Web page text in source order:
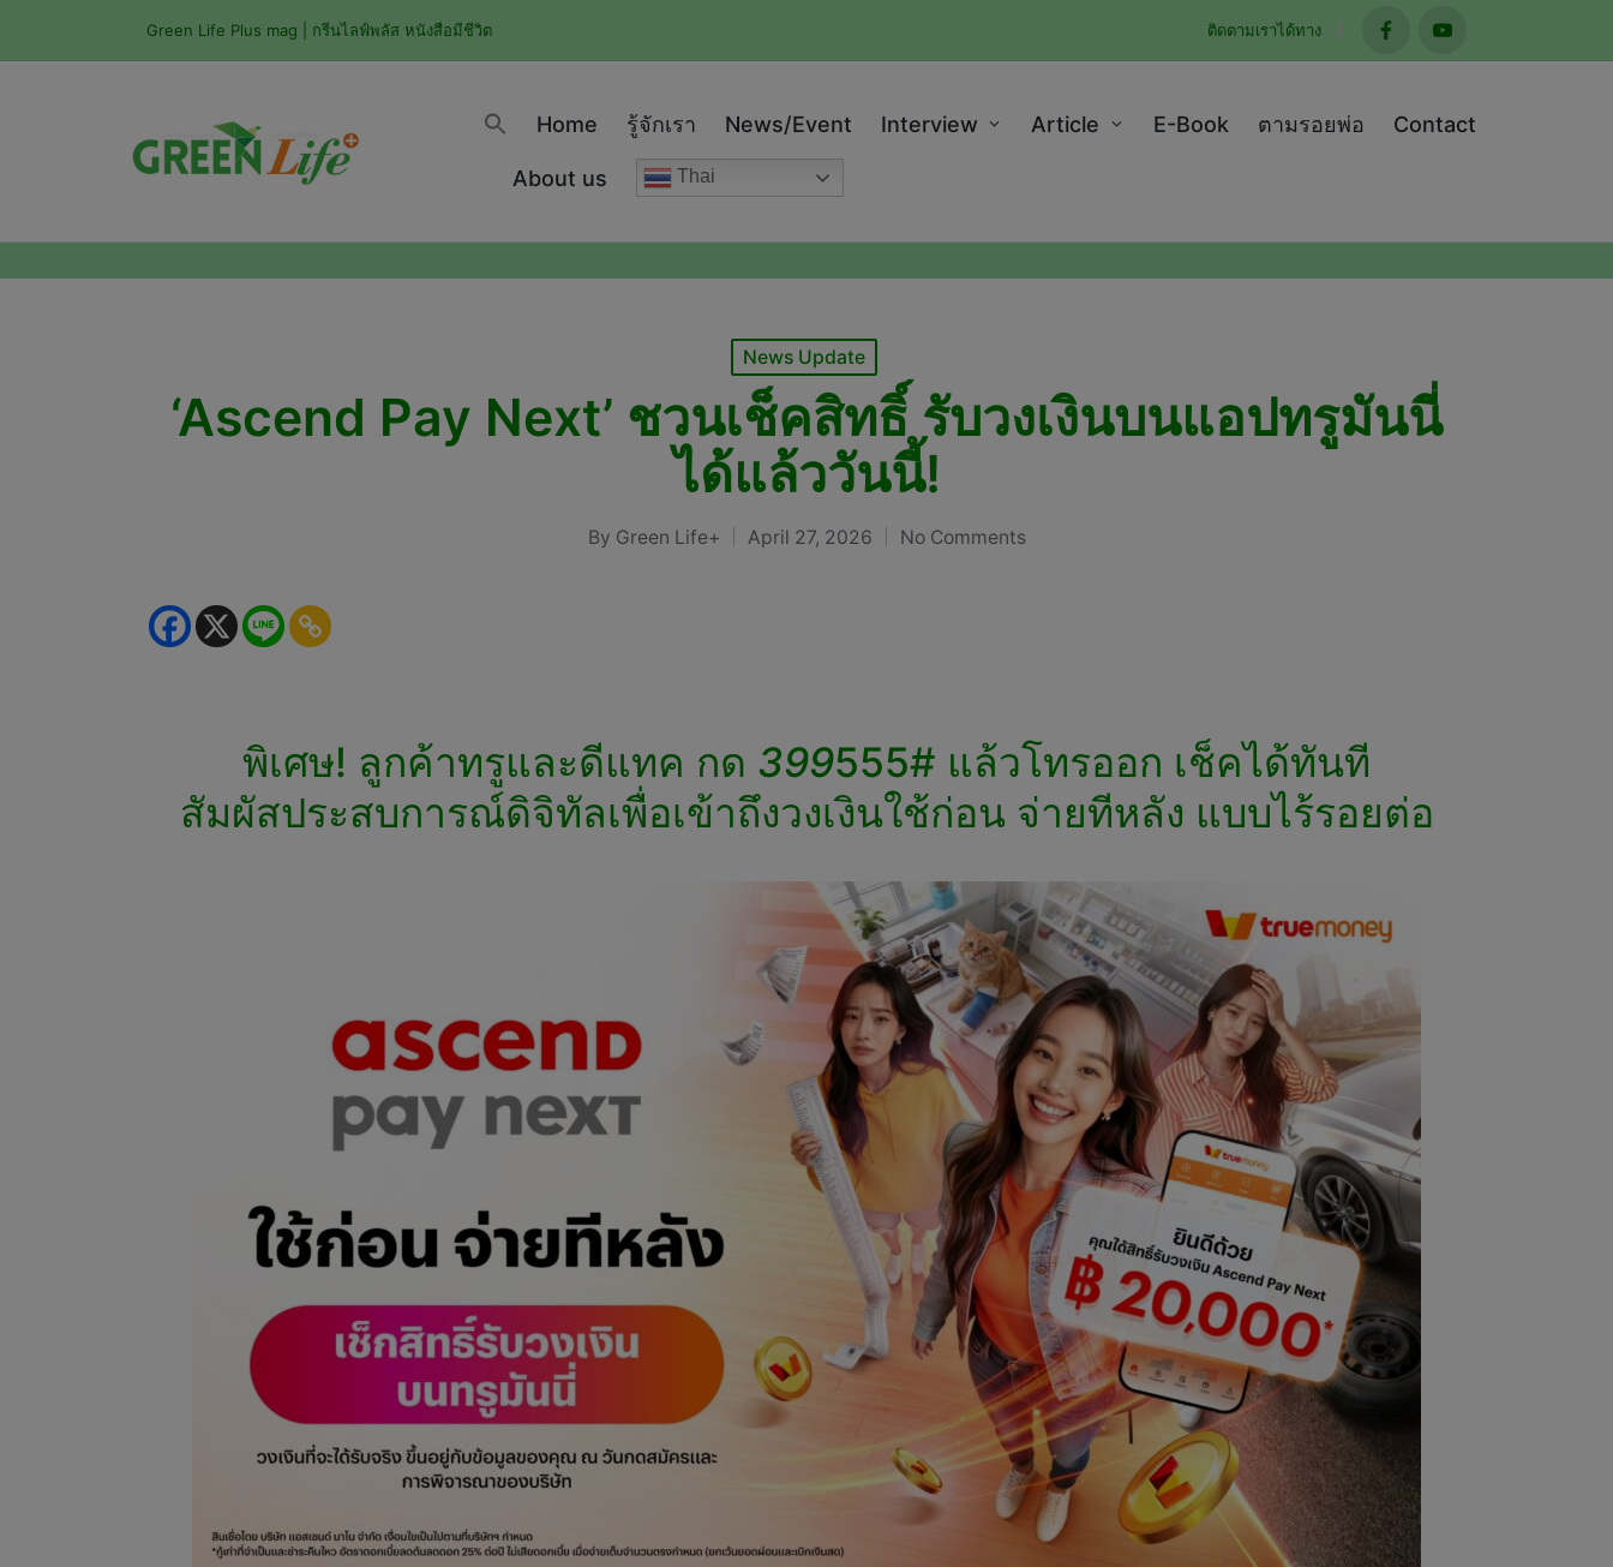
Green Life Plus mag | กรีนไลฟ์พลัส หนังสือมีชีวิต ติดตามเราได้ทาง
facebookyoutube
Home รู้จักเรา News/Event Interview Article E-Book ตามรอยพ่อ Contact
About us Thai
Posted
News Update
‘Ascend Pay Next’ ชวนเช็คสิทธิ์ รับวงเงินบนแอปทรูมันนี่
ได้แล้ววันนี้!
Posted
By Green Life+ April 27, 2026 No Comments
พิเศษ! ลูกค้าทรูและดีแทค กด 399555# แล้วโทรออก เช็คได้ทันที
สัมผัสประสบการณ์ดิจิทัลเพื่อเข้าถึงวงเงินใช้ก่อน จ่ายทีหลัง แบบไร้รอยต่อ